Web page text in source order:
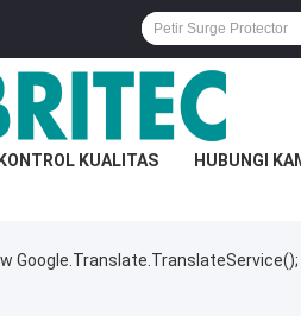
KONTROL KUALITAS HUBUNGI
Google.translate.TranslateService();